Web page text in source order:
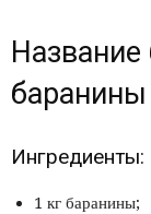
баранины
Ингредиенты:
1 кг баранины;